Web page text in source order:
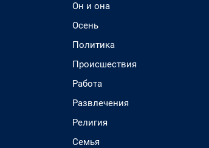
Он и она
Осень
Политика
Происшествия
Работа
Развлечения
Религия
Семья